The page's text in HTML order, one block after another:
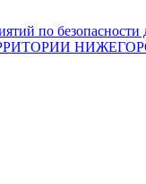
по безопасности